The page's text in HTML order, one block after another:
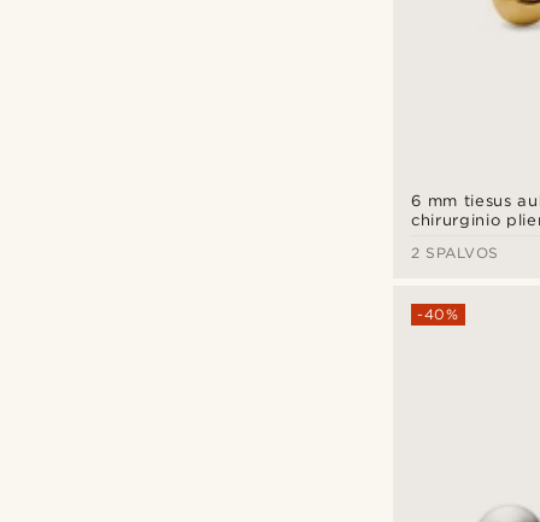
6 mm tiesus
chirurginio
2 SPALVOS
-40%